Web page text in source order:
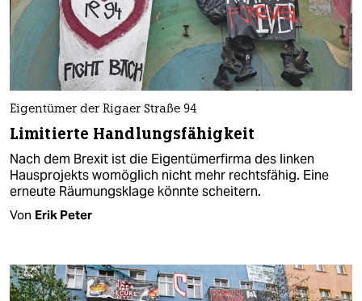
Eigentümer der Rigaer Straße 94
Limitierte Handlungsfähigkeit
Nach dem Brexit ist die Eigentümerfirma des linken
Hausprojekts womöglich nicht mehr rechtsfähig. Eine
erneute Räumungsklage könnte scheitern.
Von Erik Peter